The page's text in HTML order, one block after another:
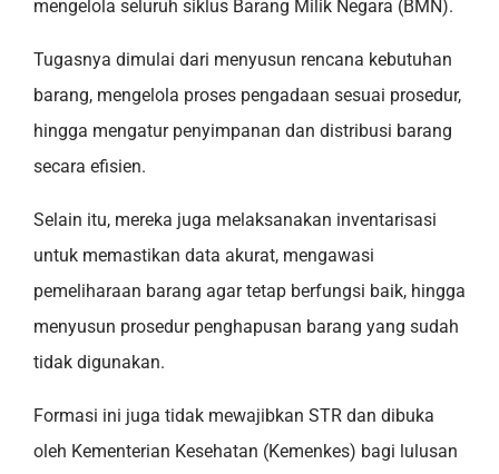
mengelola seluruh siklus Barang Milik Negara (BMN).
Tugasnya dimulai dari menyusun rencana kebutuhan
barang, mengelola proses pengadaan sesuai prosedur,
hingga mengatur penyimpanan dan distribusi barang
secara efisien.
Selain itu, mereka juga melaksanakan inventarisasi
untuk memastikan data akurat, mengawasi
pemeliharaan barang agar tetap berfungsi baik, hingga
menyusun prosedur penghapusan barang yang sudah
tidak digunakan.
Formasi ini juga tidak mewajibkan STR dan dibuka
oleh Kementerian Kesehatan (Kemenkes) bagi lulusan